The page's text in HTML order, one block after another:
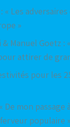
« Les
»
Manuel Goetz :
attirer de
pour les
De mon
populaire »